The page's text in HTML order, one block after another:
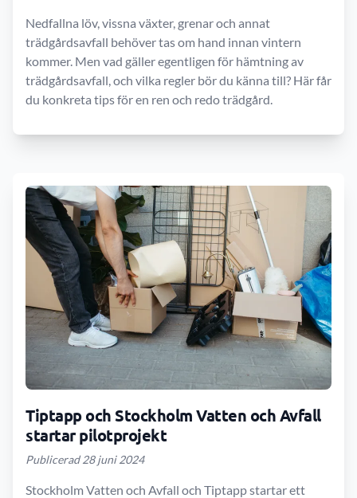
Nedfallna löv, vissna växter, grenar och annat
trädgårdsavfall behöver tas om hand innan vintern
kommer. Men vad gäller egentligen för hämtning av
trädgårdsavfall, och vilka regler bör du känna till? Här får
du konkreta tips för en ren och redo trädgård.
Tiptapp och Stockholm Vatten och Avfall
startar pilotprojekt
Publicerad 28 juni 2024
Stockholm Vatten och Avfall och Tiptapp startar ett